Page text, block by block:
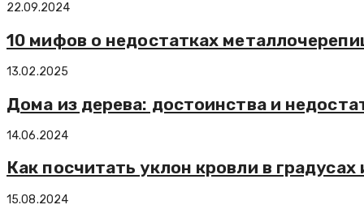
22.09.2024
10 мифов о недостатках
13.02.2025
Дома из дерева: достоинства и
14.06.2024
Как посчитать уклон кровли в
15.08.2024